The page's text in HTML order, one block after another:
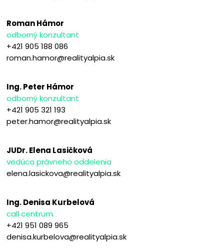
Roman Hámor
odborný konzultant
+421 905 188 086
roman.hamor@realityalpia.sk
Ing. Peter Hámor
odborný konzultant
+421 905 321 193
peter.hamor@realityalpia.sk
JUDr. Elena Lasičková
vedúca právneho oddelenia
elena.lasickova@realityalpia.sk
Ing. Denisa Kurbelová
call centrum
+421 951 089 965
denisa.kurbelova@realityalpia.sk